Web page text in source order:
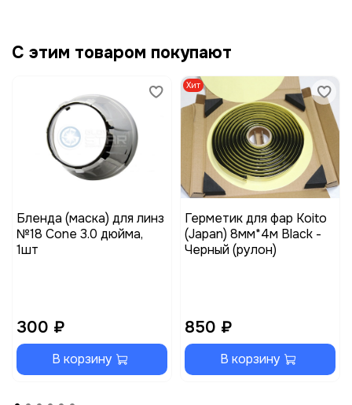
С этим товаром покупают
Бленда (маска) для линз
№18 Cone 3.0 дюйма,
1шт
300 ₽
В корзину
Хит
Герметик для фар Koito
(Japan) 8мм*4м Black -
Черный (рулон)
850 ₽
В корзину